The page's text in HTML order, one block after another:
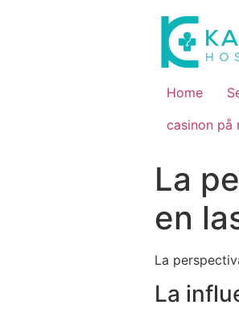
Home
casinon på
La
en
La
La